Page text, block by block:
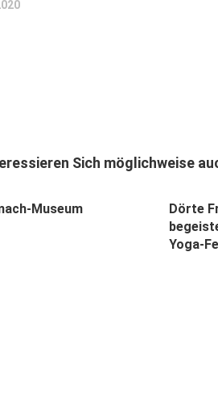
Sich möglichweise
Museum
Dörte
Yoga-